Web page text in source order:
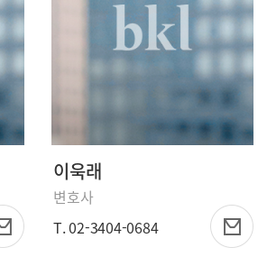
이욱래
변호사
T. 02-3404-0684